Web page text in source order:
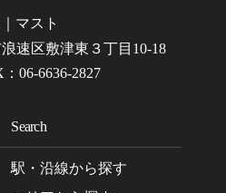
マスト
速区敷津東３丁目10-18
06-6636-2827
Search
駅・沿線から探す